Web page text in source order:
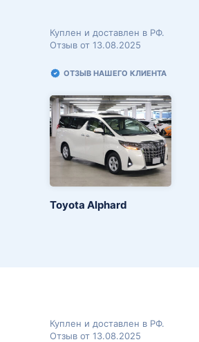
Куплен и доставлен в РФ.
Отзыв от 13.08.2025
ОТЗЫВ НАШЕГО КЛИЕНТА
Toyota Alphard
Куплен и доставлен в РФ.
Отзыв от 13.08.2025